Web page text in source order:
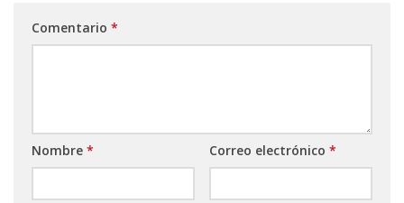
Comentario *
Nombre * Correo electrónico *